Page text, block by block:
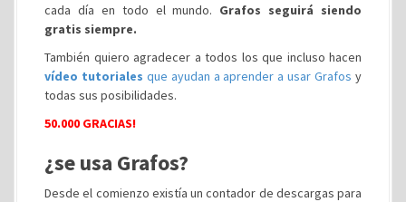
cada día en todo el mundo. Grafos seguirá siendo
gratis siempre.
También quiero agradecer a todos los que incluso hacen
vídeo tutoriales que ayudan a aprender a usar Grafos y
todas sus posibilidades.
50.000 GRACIAS!
¿se usa Grafos?
Desde el comienzo existía un contador de descargas para